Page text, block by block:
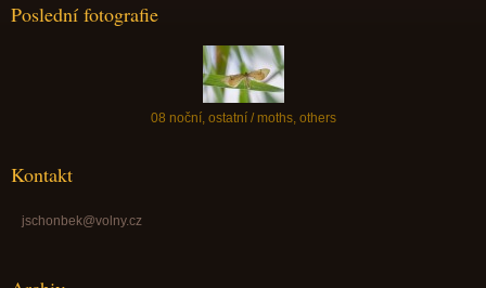
Poslední fotografie
08 noční, ostatní / moths, others
Kontakt
jschonbek@volny.cz